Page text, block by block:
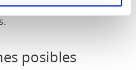
las dimensiones
posibles